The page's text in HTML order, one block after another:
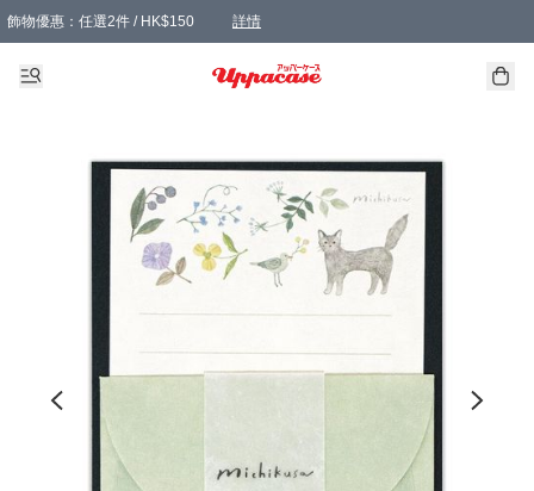
飾物優惠：任選2件 / HK$150 詳情
髮飾優惠：任選2件 / HK$100 詳情
精選襪子優惠：任選3對 / HK$115 詳情
滿額免運：本地訂單滿港幣350元可享免運費優惠